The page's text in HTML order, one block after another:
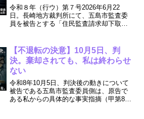
令和８年（行ウ）第７号2026年6月22
日。長崎地方裁判所にて、五島市監査委
員を被告とする「住民監査請求却下取消
私は五島の裁判所からWEB会議出廷で許
可をいただいて...
【不退転の決意】10月5日、判
決。棄却されても、私は終わらせ
ない
令和8年10月5日、判決後の動きについて
被告である五島市監査委員側は、原告で
ある私からの具体的な事実指摘（甲第8号